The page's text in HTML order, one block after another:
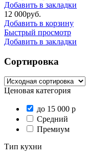
Добавить в закладки
12 000руб.
Добавить в корзину
Быстрый просмотр
Добавить в закладки
Сортировка
Ценовая категория
до 15 000 р
Средний
Премиум
Тип кухни